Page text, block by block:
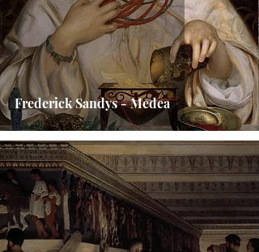
Frederick Sandys - Medea